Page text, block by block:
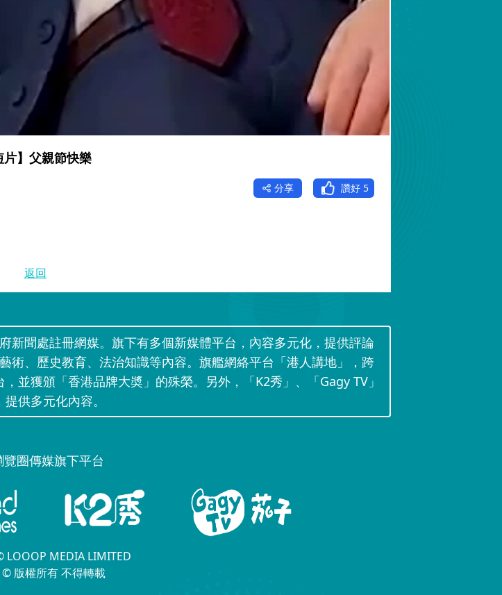
片】父親節快樂
分享 讚好 5
返回
新聞處註冊網媒。旗下有多個新媒體平台，內容多元化，提供評論
術、歷史教育、法治知識等內容。旗艦網絡平台「港人講地」，跨
並獲頒「香港品牌大奬」的殊榮。另外，「K2秀」、「Gagy TV」
供多元化內容。
覽圈傳媒旗下平台
MEDIA LIMITED
© 版權所有 不得轉載